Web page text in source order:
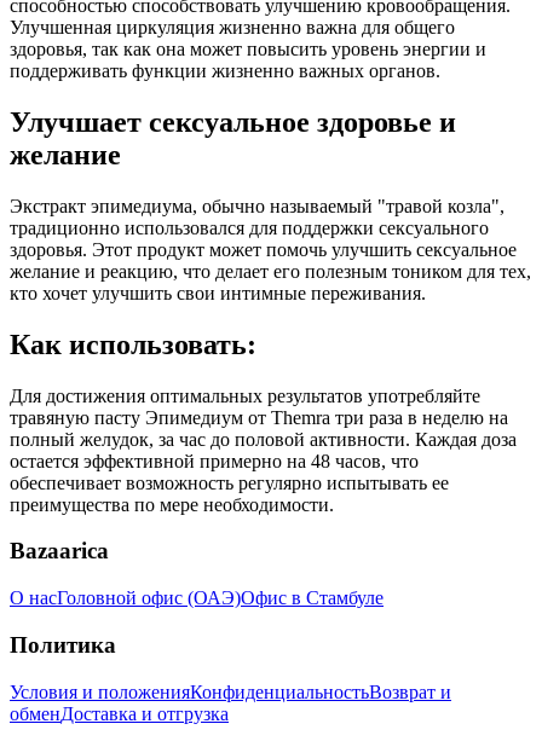
способностью способствовать улучшению кровообращения.
Улучшенная циркуляция жизненно важна для общего
здоровья, так как она может повысить уровень энергии и
поддерживать функции жизненно важных органов.
Улучшает сексуальное здоровье и
желание
Экстракт эпимедиума, обычно называемый "травой козла",
традиционно использовался для поддержки сексуального
здоровья. Этот продукт может помочь улучшить сексуальное
желание и реакцию, что делает его полезным тоником для тех,
кто хочет улучшить свои интимные переживания.
Как использовать:
Для достижения оптимальных результатов употребляйте
травяную пасту Эпимедиум от Themra три раза в неделю на
полный желудок, за час до половой активности. Каждая доза
остается эффективной примерно на 48 часов, что
обеспечивает возможность регулярно испытывать ее
преимущества по мере необходимости.
Bazaarica
О насГоловной офис (ОАЭ)Офис в Стамбуле
Политика
Условия и положенияКонфиденциальностьВозврат и
обменДоставка и отгрузка